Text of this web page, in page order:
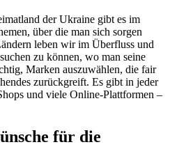
der Ukraine gibt es im
über die man sich sorgen
leben wir im Überfluss und
zu können, wo man seine
Marken auszuwählen, die fair
zurückgreift. Es gibt in jeder
und viele Online-Plattformen –
für die